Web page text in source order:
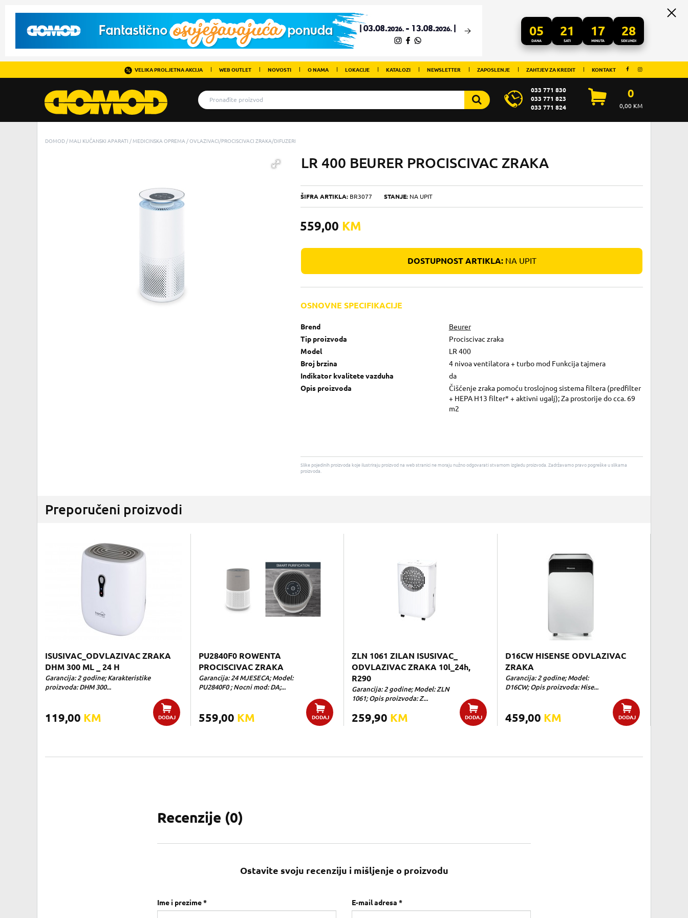
05
DANA
21
SATI
17
MINUTA
27
SEKUNDI
VELIKA PROLJETNA AKCIJA WEB OUTLET NOVOSTI O NAMA LOKACIJE KATALOZI NEWSLETTER ZAPOSLENJE ZAHTJEV ZA KREDIT KONTAKT
033 771 830
033 771 823
033 771 824
0
0,00KM
DOMOD MALI KUĆANSKI APARATI MEDICINSKA OPREMA OVLAZIVACI/PROCISCIVACI ZRAKA/DIFUZERI
LR 400 BEURER PROCISCIVAC ZRAKA
ŠIFRA ARTIKLA: BR3077 STANJE: NA UPIT
559,00 KM
DOSTUPNOST ARTIKLA:NA UPIT
OSNOVNE SPECIFIKACIJE
Brend
Beurer
Tip proizvoda
Prociscivac zraka
Model
LR 400
Broj brzina
4 nivoa ventilatora + turbo mod Funkcija tajmera
Indikator kvalitete vazduha
da
Opis proizvoda
Čišćenje zraka pomoću troslojnog sistema filtera (predfilter
+ HEPA H13 filter* + aktivni ugalj); Za prostorije do cca. 69
m2
Slike pojedinih proizvoda koje ilustriraju proizvod na web stranici ne moraju nužno odgovarati stvarnom izgledu proizvoda. Zadržavamo pravo pogreške u slikama
proizvoda.
Preporučeni proizvodi
ISUSIVAC_ODVLAZIVAC ZRAKA
DHM 300 ML _ 24 H
Garancija: 2 godine; Karakteristike
proizvoda: DHM 300...
119,00 KM DODAJ
PU2840F0 ROWENTA
PROCISCIVAC ZRAKA
Garancija: 24 MJESECA; Model:
PU2840F0 ; Nocni mod: DA;...
559,00 KM DODAJ
ZLN 1061 ZILAN ISUSIVAC_
ODVLAZIVAC ZRAKA 10l_24h,
R290
Garancija: 2 godine; Model: ZLN
1061; Opis proizvoda: Z...
259,90 KM DODAJ
D16CW HISENSE ODVLAZIVAC
ZRAKA
Garancija: 2 godine; Model:
D16CW; Opis proizvoda: Hise...
459,00 KM DODAJ
Recenzije (0)
Ostavite svoju recenziju i mišljenje o proizvodu
Ime i prezime * E-mail adresa *